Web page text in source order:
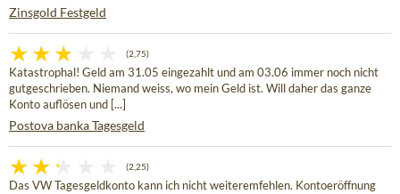
Zinsgold Festgeld
(2,75)
Katastrophal! Geld am 31.05 eingezahlt und am 03.06 immer noch nicht
gutgeschrieben. Niemand weiss, wo mein Geld ist. Will daher das ganze
Konto auflösen und [...]
Postova banka Tagesgeld
(2,25)
Das VW Tagesgeldkonto kann ich nicht weiteremfehlen. Kontoeröffnung